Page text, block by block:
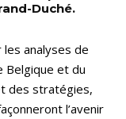
Duché.
les analyses de
Belgique et du
des stratégies,
l’avenir